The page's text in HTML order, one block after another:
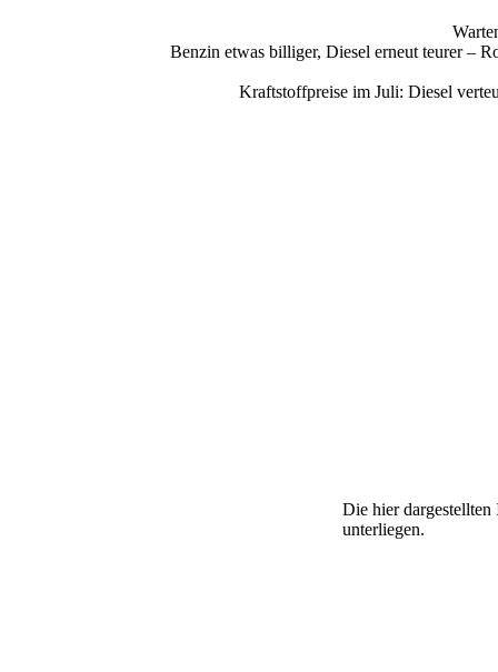
Benzin etwas billiger, Diesel erneut teurer –
Kraftstoffpreise im Juli: Diesel
Die hier
unterliegen.